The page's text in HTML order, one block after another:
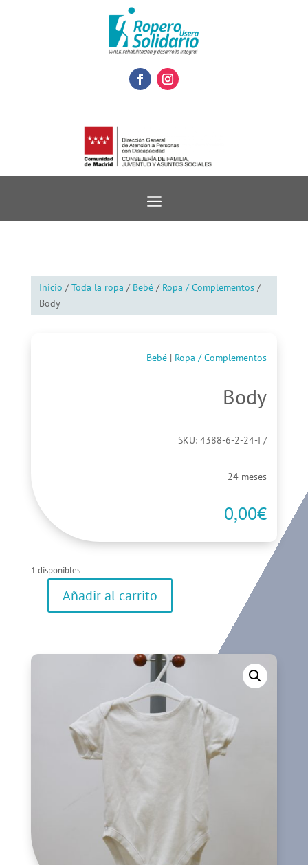
Inicio /Toda la ropa / Bebé/ Ropa / Complementos/
Body
Bebé | Ropa / Complementos
Body
SKU:4388-6-2-24-I
24 meses
0,00€
1 disponibles
Añadir al carrito